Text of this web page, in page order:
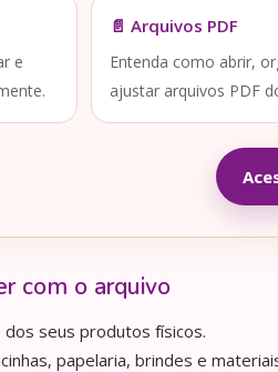
e
📄 Arquivos PDF
Entenda como abrir,
ajustar arquivos PDF
com o arquivo
seus produtos físicos.
papelaria, brindes e